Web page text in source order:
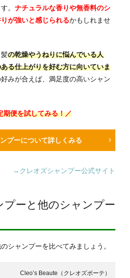
。 ナチュラルな香りや無香料のシ
が強いと感じられるかもしれませ
の乾燥やうねりに悩んでいる人
る仕上がりを好む方に向いていま
みが合えば、満足度の高いシャン
期便を試してみる！／
プーについて詳しくみる
→クレオズシャンプー公式サイト
プーと他のシャンプー
シャンプーを比べてみましょう。
Cleo’s Beaute （クレオズボーテ）